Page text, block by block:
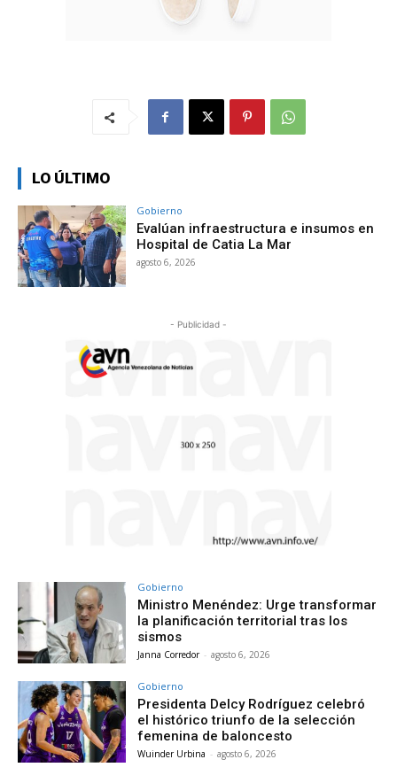
LO ÚLTIMO
Gobierno
Evalúan infraestructura e insumos en
Hospital de Catia La Mar
agosto 6, 2026
- Publicidad -
Gobierno
Ministro Menéndez: Urge transformar
la planificación territorial tras los
sismos
Janna Corredor - agosto 6, 2026
Gobierno
Presidenta Delcy Rodríguez celebró
el histórico triunfo de la selección
femenina de baloncesto
Wuinder Urbina - agosto 6, 2026